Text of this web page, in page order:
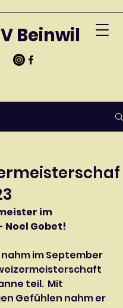
Beinwil
im
Gobet!
im September
teil.  Mit
Gefühlen nahm er